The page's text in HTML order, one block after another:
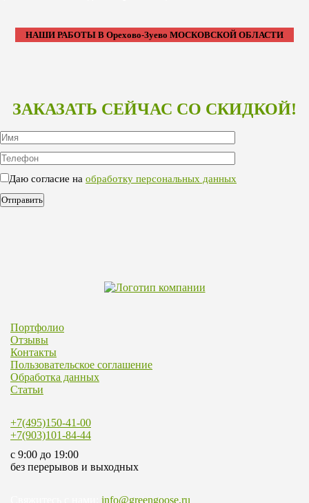
НАШИ РАБОТЫ В Орехово-Зуево МОСКОВСКОЙ ОБЛАСТИ
ЗАКАЗАТЬ СЕЙЧАС СО СКИДКОЙ!
Даю согласие на обработку персональных данных
Портфолио
Отзывы
Контакты
Пользовательское соглашение
Обработка данных
Статьи
+7(495)150-41-00
+7(903)101-84-44
c 9:00 до 19:00
без перерывов и выходных
info@greengoose.ru